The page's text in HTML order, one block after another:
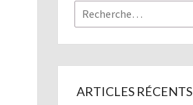
Rechercher :
ARTICLES RÉCENTS